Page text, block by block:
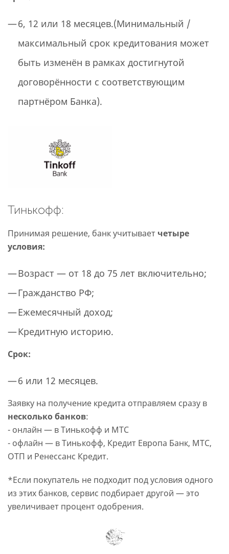
6, 12 или 18 месяцев.(Минимальный /
максимальный срок кредитования может
быть изменён в рамках достигнутой
договорённости с соответствующим
партнёром Банка).
Тинькофф:
Принимая решение, банк учитывает четыре
условия:
Возраст — от 18 до 75 лет включительно;
Гражданство РФ;
Ежемесячный доход;
Кредитную историю.
Срок:
6 или 12 месяцев.
Заявку на получение кредита отправляем сразу в
несколько банков:
- онлайн — в Тинькофф и МТС
- офлайн — в Тинькофф, Кредит Европа Банк, МТС,
ОТП и Ренессанс Кредит.
*Если покупатель не подходит под условия одного
из этих банков, сервис подбирает другой — это
увеличивает процент одобрения.